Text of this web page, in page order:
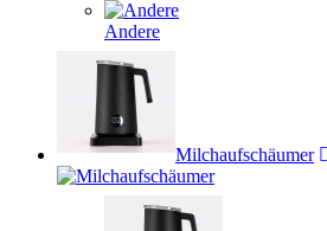
Andere
Milchaufschäumer